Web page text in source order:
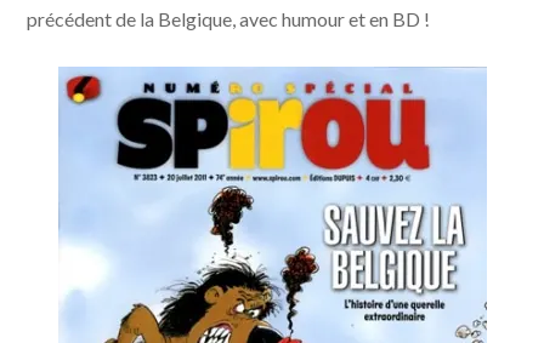
précédent de la Belgique, avec humour et en BD !